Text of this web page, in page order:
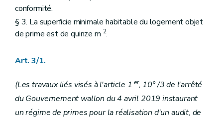
conformité.
§ 3. La superficie minimale habitable du logement objet
de prime est de quinze m 2.
Art. 3/1.
(Les travaux liés visés à l'article 1er, 10° /3 de l'arrêté
du Gouvernement wallon du 4 avril 2019 instaurant
un régime de primes pour la réalisation d'un audit, de